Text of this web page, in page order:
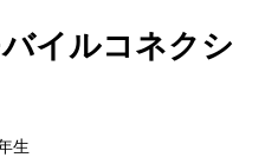
イルコネクシ
生